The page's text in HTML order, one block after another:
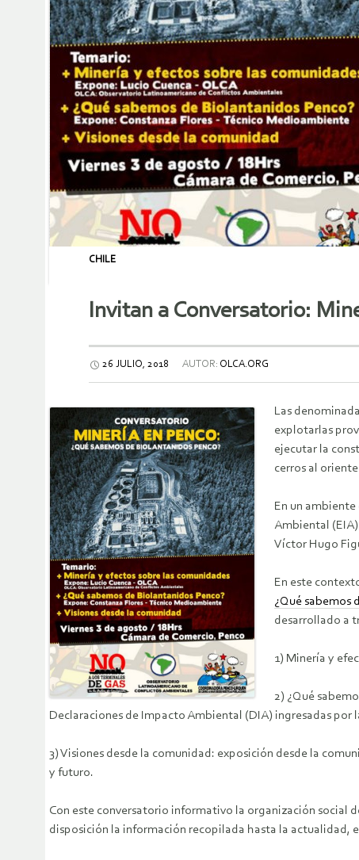
CHILE
Invitan a Conversatorio:
26 JULIO, 2018 AUTOR: OLCA.ORG
Las
explotarlas
ejecutar la
cerros al
En un
Ambiental
Víctor Hugo
En este
¿Qué sabemos
desarrollado a
1) Minería y
2) ¿Qué
Declaraciones de Impacto Ambiental (DIA) ingresadas por
3) Visiones desde la comunidad: exposición desde la
y futuro.
Con este conversatorio informativo la organización social
disposición la información recopilada hasta la actualidad,